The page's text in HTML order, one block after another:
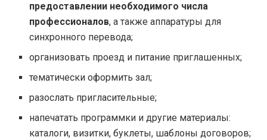
предоставлении необходимого числа
профессионалов, а также аппаратуры для
синхронного перевода;
организовать проезд и питание приглашенных;
тематически оформить зал;
разослать пригласительные;
напечатать программки и другие материалы:
каталоги, визитки, буклеты, шаблоны договоров;